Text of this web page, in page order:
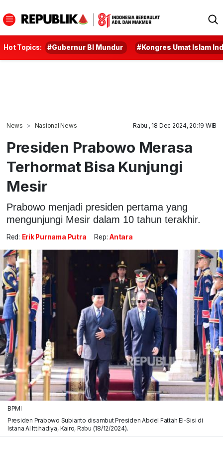
Hot Topics: #Gubernur BI Mundur #Kongres Umat Islam
News Nasional News Rabu , 18 Dec 2024, 20:19 WIB
Presiden Prabowo Merasa
Terhormat Bisa Kunjungi
Mesir
Prabowo menjadi presiden pertama yang
mengunjungi Mesir dalam 10 tahun terakhir.
Red: Erik Purnama Putra Rep: Antara
BPMI
Presiden Prabowo Subianto disambut Presiden Abdel Fattah El-Sisi di
Istana Al Ittihadiya, Kairo, Rabu (18/12/2024).